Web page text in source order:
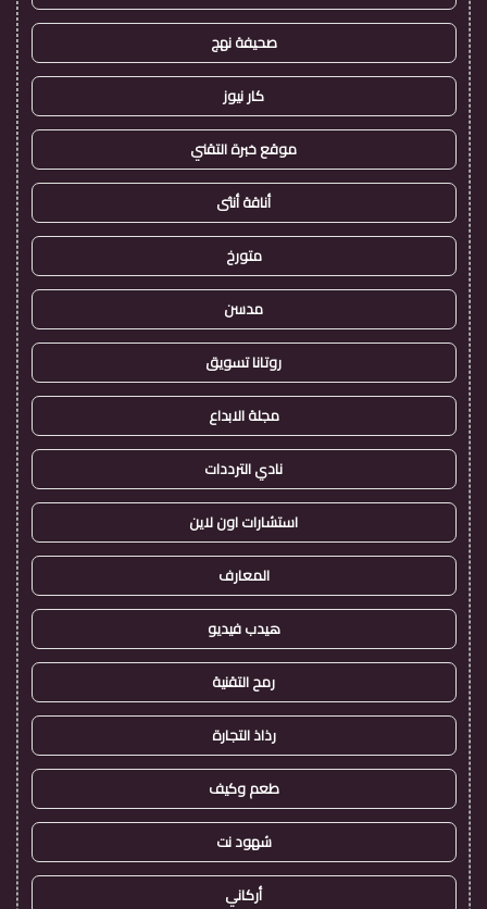
صحيفة نهج
كار نيوز
موقع خبرة التقني
أناقة أنثى
متورخ
مدسن
روتانا تسويق
مجلة الابداع
نادي الترددات
استشارات اون لاين
المعارف
هيدب فيديو
رمح التقنية
رذاذ التجارة
طعم وكيف
شهود نت
أركاني